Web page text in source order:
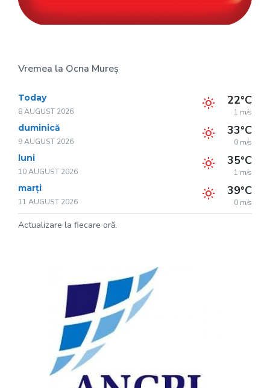
Vremea la Ocna Mureș
Today
8 AUGUST 2026
22°C
1 m/s
duminică
9 AUGUST 2026
33°C
0 m/s
luni
10 AUGUST 2026
35°C
1 m/s
marți
11 AUGUST 2026
39°C
0 m/s
Actualizare la fiecare oră.